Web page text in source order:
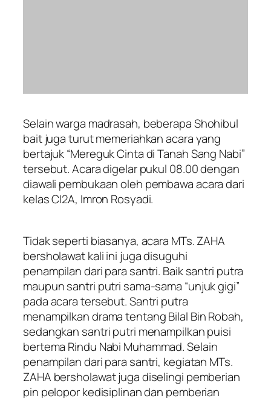
Selain warga madrasah, beberapa Shohibul
bait juga turut memeriahkan acara yang
bertajuk “Mereguk Cinta di Tanah Sang Nabi”
tersebut. Acara digelar pukul 08.00 dengan
diawali pembukaan oleh pembawa acara dari
kelas CI2A, Imron Rosyadi.
Tidak seperti biasanya, acara MTs. ZAHA
bersholawat kali ini juga disuguhi
penampilan dari para santri. Baik santri putra
maupun santri putri sama-sama “unjuk gigi”
pada acara tersebut. Santri putra
menampilkan drama tentang Bilal Bin Robah,
sedangkan santri putri menampilkan puisi
bertema Rindu Nabi Muhammad. Selain
penampilan dari para santri, kegiatan MTs.
ZAHA bersholawat juga diselingi pemberian
pin pelopor kedisiplinan dan pemberian